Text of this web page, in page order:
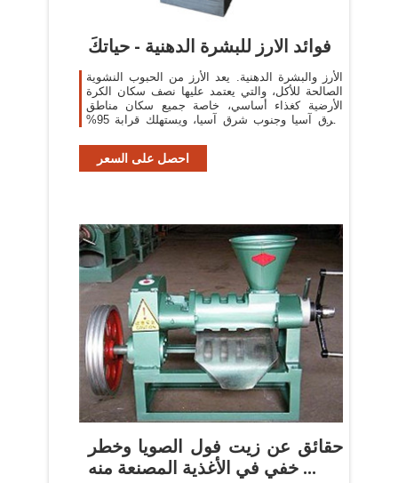
فوائد الارز للبشرة الدهنية - حياتكَ
الأرز والبشرة الدهنية. يعد الأرز من الحبوب النشوية
الصالحة للأكل، والتي يعتمد عليها نصف سكان الكرة
الأرضية كغذاء أساسي، خاصة جميع سكان مناطق
شرق آسيا وجنوب شرق آسيا، ويستهلك قرابة 95%
احصل على السعر
حقائق عن زيت فول الصويا وخطر
خفي في الأغذية المصنعة منه ...